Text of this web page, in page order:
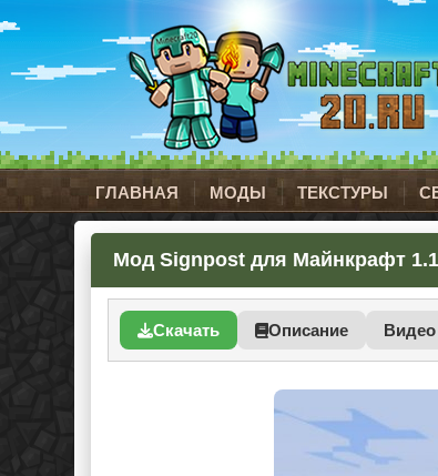
ГЛАВНАЯ МОДЫ ТЕКСТУРЫ
Мод Signpost для Майнкрафт
Скачать Описание Видео